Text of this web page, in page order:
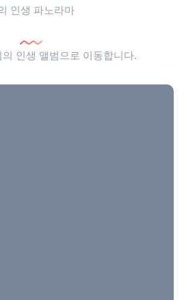
인생 파노라마
인생 앨범으로 이동합니다.